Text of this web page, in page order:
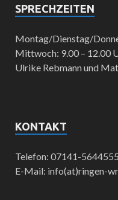
SPRECHZEITEN
Montag/Dienstag/
Mittwoch: 9.00 – 12.00
Ulrike Rebmann und
KONTAKT
Telefon: 07141-5644555
E-Mail: info(at)ringen-